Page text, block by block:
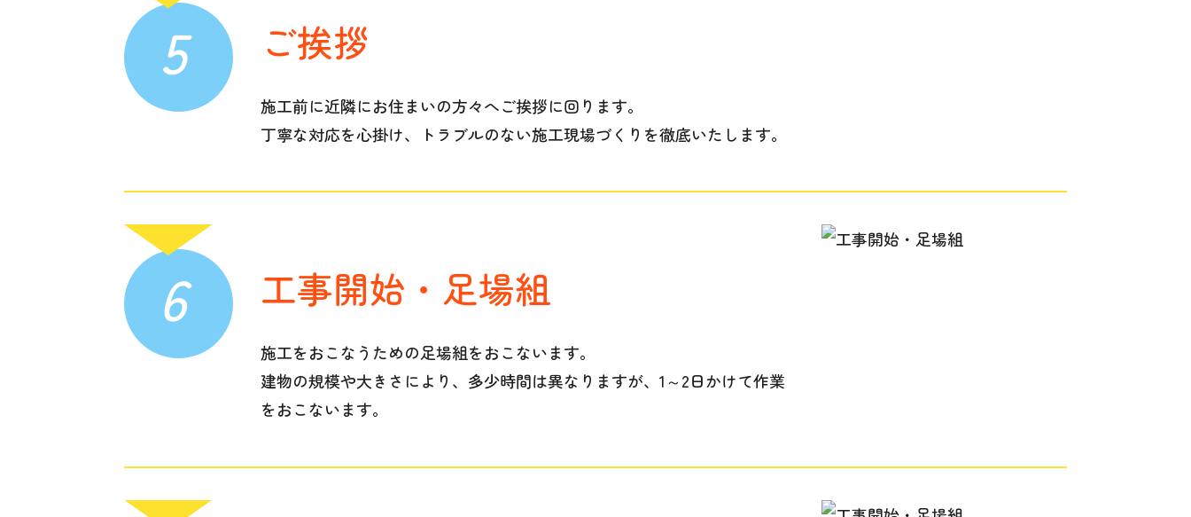
5 ご挨拶
施工前に近隣にお住まいの方々へご挨拶に回ります。
丁寧な対応を心掛け、トラブルのない施工現場づくりを徹底いたします。
6 工事開始・足場組
施工をおこなうための足場組をおこないます。
建物の規模や大きさにより、多少時間は異なりますが、1～2日かけて作業
をおこないます。